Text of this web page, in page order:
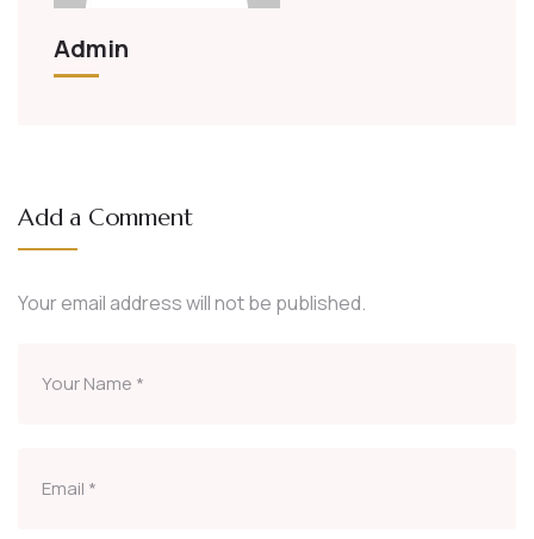
Admin
Add a Comment
Your email address will not be published.